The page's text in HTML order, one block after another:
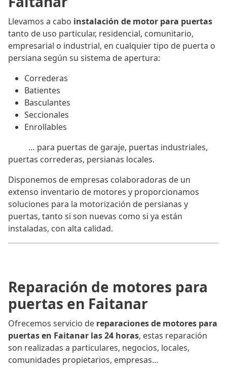
Llevamos a cabo instalación de motor para puertas
tanto de uso particular, residencial, comunitario,
empresarial o industrial, en cualquier tipo de puerta o
persiana según su sistema de apertura:
Correderas
Batientes
Basculantes
Seccionales
Enrollables
… para puertas de garaje, puertas industriales,
puertas correderas, persianas locales.
Disponemos de empresas colaboradoras de un
extenso inventario de motores y proporcionamos
soluciones para la motorización de persianas y
puertas, tanto si son nuevas como si ya están
instaladas, con alta calidad.
Reparación de motores para
puertas en Faitanar
Ofrecemos servicio de reparaciones de motores para
puertas en Faitanar las 24 horas, estas reparación
son realizadas a particulares, negocios, locales,
comunidades propietarios, empresas…